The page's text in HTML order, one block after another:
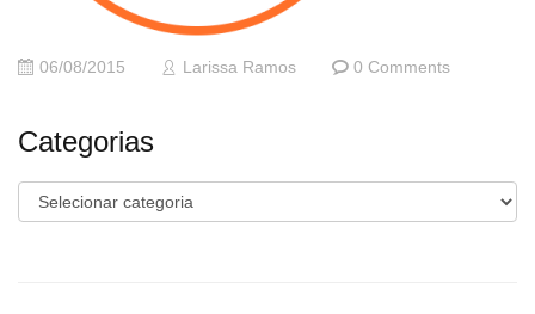
06/08/2015 Larissa Ramos 0 Comments
Categorias
Categorias